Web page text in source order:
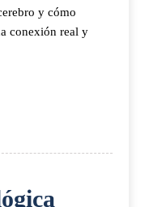
y cómo
conexión real y